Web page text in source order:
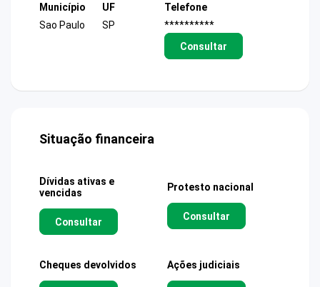
Município
Sao Paulo
UF
SP
Telefone
**********
Consultar
Situação financeira
Dívidas ativas e
vencidas
Consultar
Protesto nacional
Consultar
Cheques devolvidos Ações judiciais